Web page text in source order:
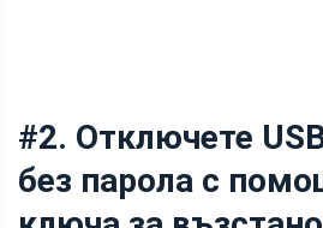
#2. Отключете
без парола с